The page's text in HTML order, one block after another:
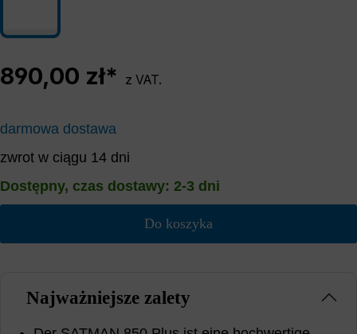
890,00 zł* z VAT.
darmowa dostawa
zwrot w ciągu 14 dni
Dostępny, czas dostawy: 2-3 dni
Do koszyka
Najważniejsze zalety